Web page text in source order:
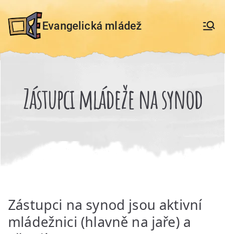
na
Evangelická mládež
Zástupci mládeže na synod
Zástupci na synod jsou aktivní
mládežnici (hlavně na jaře) a